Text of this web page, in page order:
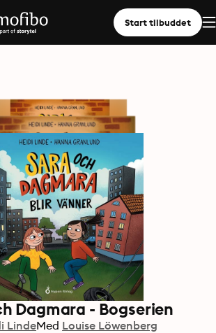
Start tilbuddet
Dagmara - Bogserien
LindeMed Louise Löwenberg